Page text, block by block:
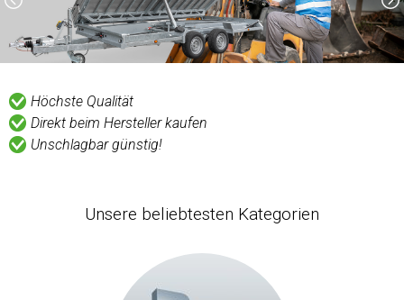
Höchste Qualität
Direkt beim Hersteller kaufen
Unschlagbar günstig!
Unsere beliebtesten Kategorien